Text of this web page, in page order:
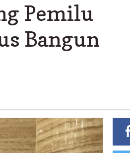
Pemilu
Bangun